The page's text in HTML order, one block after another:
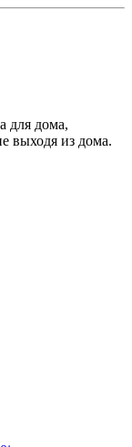
для дома,
выходя из дома.